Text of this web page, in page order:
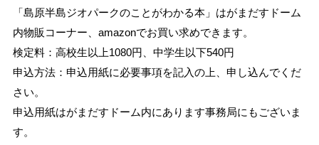
「島原半島ジオパークのことがわかる本」はがまだすドーム
内物販コーナー、amazonでお買い求めできます。
検定料：高校生以上1080円、中学生以下540円
申込方法：申込用紙に必要事項を記入の上、申し込んでくだ
さい。
申込用紙はがまだすドーム内にあります事務局にもございま
す。